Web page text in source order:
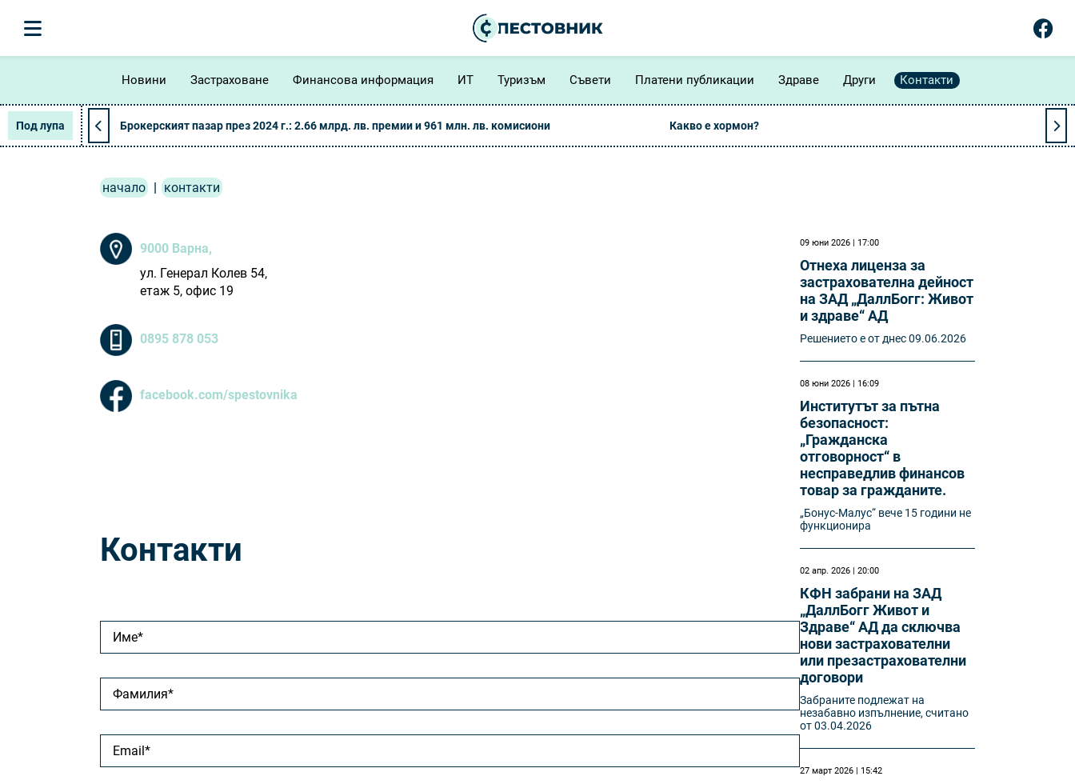
Новини Застраховане Финансова информация ИТ Туризъм Съвети Платени публикации Здраве Други Контакти
Под лупа Брокерският пазар през 2024 г.: 2.66 млрд. лв. премии и 961 млн. лв. комисиони Какво е хормон?
начало | контакти
9000 Варна,
ул. Генерал Колев 54,
етаж 5, офис 19
0895 878 053
facebook.com/spestovnika
Контакти
09 юни 2026 | 17:00
Отнеха лиценза за
застрахователна дейност
на ЗАД „ДаллБогг: Живот
и здраве“ АД
Решението е от днес 09.06.2026
08 юни 2026 | 16:09
Институтът за пътна
безопасност:
„Гражданска
отговорност“ в
несправедлив финансов
товар за гражданите.
„Бонус-Малус“ вече 15 години не
функционира
02 апр. 2026 | 20:00
КФН забрани на ЗАД
„ДаллБогг Живот и
Здраве“ АД да сключва
нови застрахователни
или презастрахователни
договори
Забраните подлежат на
незабавно изпълнение, считано
от 03.04.2026
27 март 2026 | 15:42